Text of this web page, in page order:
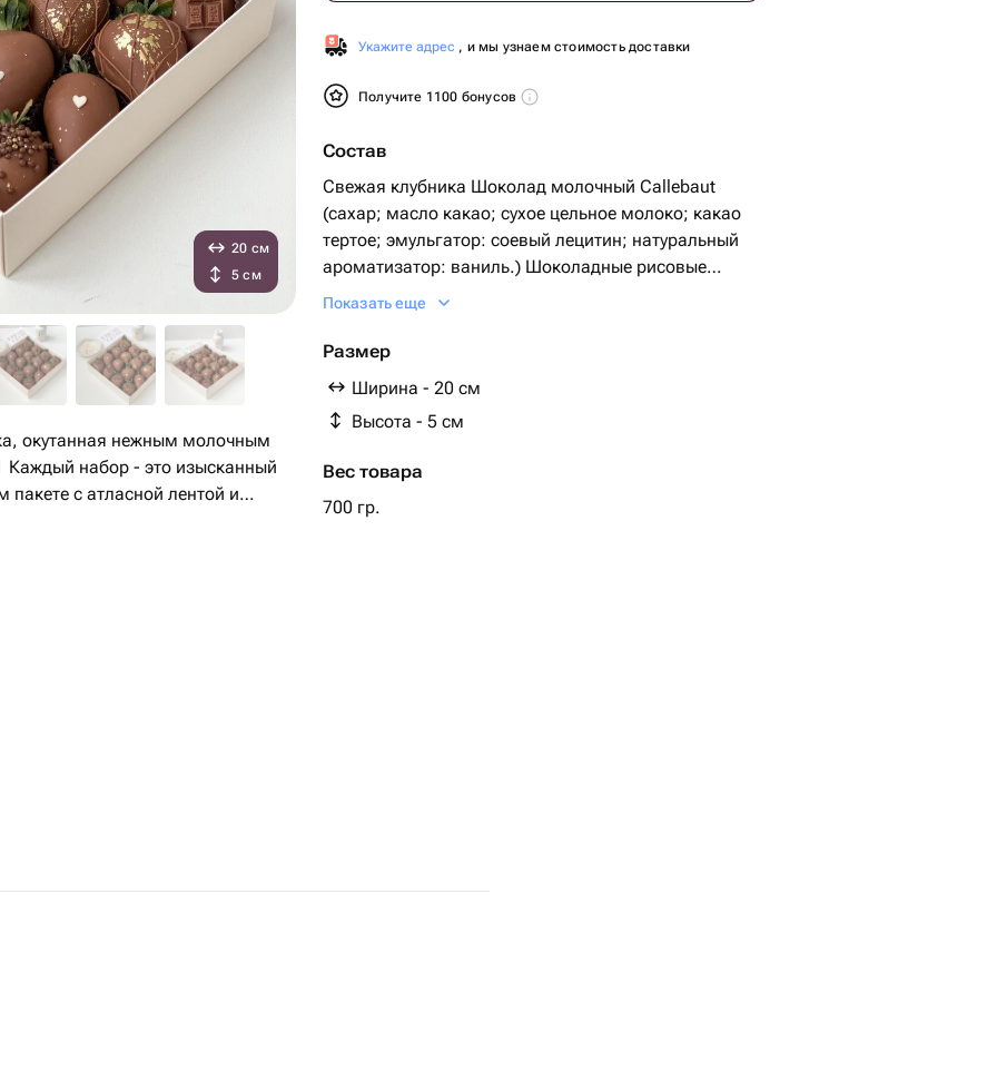
Укажите адрес , и мы узнаем стоимость доставки
Получите 1100 бонусов
Состав
Свежая клубника Шоколад молочный Callebaut
(сахар; масло какао; сухое цельное молоко; какао
тертое; эмульгатор: соевый лецитин; натуральный
ароматизатор: ваниль.) Шоколадные рисовые
шарики Пищевое золото Кондитерская посыпка
Показать еще
Размер
Ширина - 20 см
Высота - 5 см
Вес товара
700 гр.
20 см
5 см
окутанная нежным молочным
с атласной лентой и